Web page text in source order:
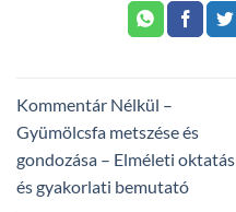
Kommentár Nélkül –
Gyümölcsfa metszése és
gondozása – Elméleti oktatás
és gyakorlati bemutató